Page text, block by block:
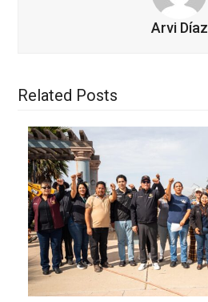
Arvi Díaz
Related Posts